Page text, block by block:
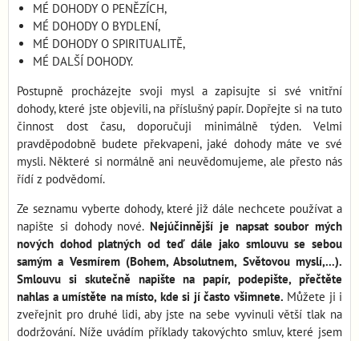
MÉ DOHODY O PENĚZÍCH,
MÉ DOHODY O BYDLENÍ,
MÉ DOHODY O SPIRITUALITĚ,
MÉ DALŠÍ DOHODY.
Postupně procházejte svoji mysl a zapisujte si své vnitřní
dohody, které jste objevili, na příslušný papír. Dopřejte si na tuto
činnost dost času, doporučuji minimálně týden. Velmi
pravděpodobně budete překvapeni, jaké dohody máte ve své
mysli. Některé si normálně ani neuvědomujeme, ale přesto nás
řídí z podvědomí.
Ze seznamu vyberte dohody, které již dále nechcete používat a
napište si dohody nové. Nejúčinnější je napsat soubor mých
nových dohod platných od teď dále jako smlouvu se sebou
samým a Vesmírem (Bohem, Absolutnem, Světovou myslí,...).
Smlouvu si skutečně napište na papír, podepište, přečtěte
nahlas a umístěte na místo, kde si jí často všimnete. Můžete ji i
zveřejnit pro druhé lidi, aby jste na sebe vyvinuli větší tlak na
dodržování. Níže uvádím příklady takovýchto smluv, které jsem